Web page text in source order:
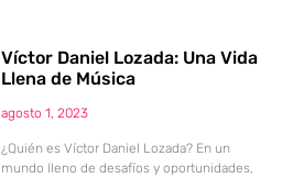
Víctor Daniel Lozada: Una Vida
Llena de Música
agosto 1, 2023
¿Quién es Víctor Daniel Lozada? En un
mundo lleno de desafíos y oportunidades,